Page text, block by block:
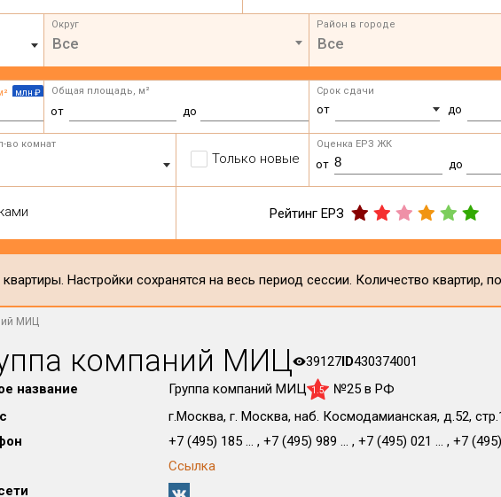
Округ
Все
Район в городе
Все
млн ₽ Общая площадь, м²
от до
Срок сдачи
от до
во комнат
Только новые
Оценка ЕРЗ ЖК
от до
Рейтинг ЕРЗ
Настройки сохранятся на весь период сессии. Количество
МИЦ
компаний МИЦ 39127ID430374001
название
Группа компаний МИЦ 1.5
№25 в РФ
г.Москва, г. Москва, наб. Космодамианская, д.52,
+7 (495) 185 ... , +7 (495) 989 ... , +7 (495) 021 ... , +7
Ссылка